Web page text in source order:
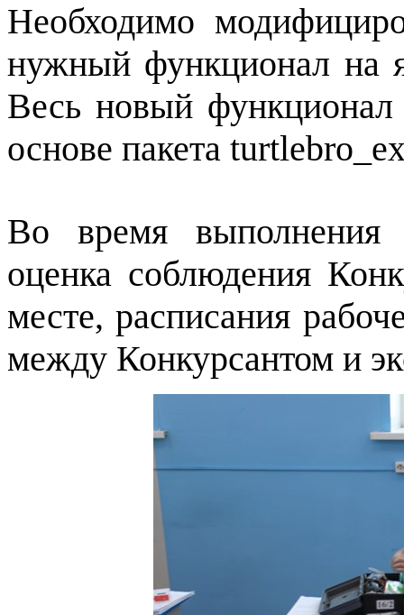
Необходимо
нужный функционал на
Весь новый функционал
основе пакета
Во время выполнения
оценка соблюдения
месте, расписания
между Конкурсантом и